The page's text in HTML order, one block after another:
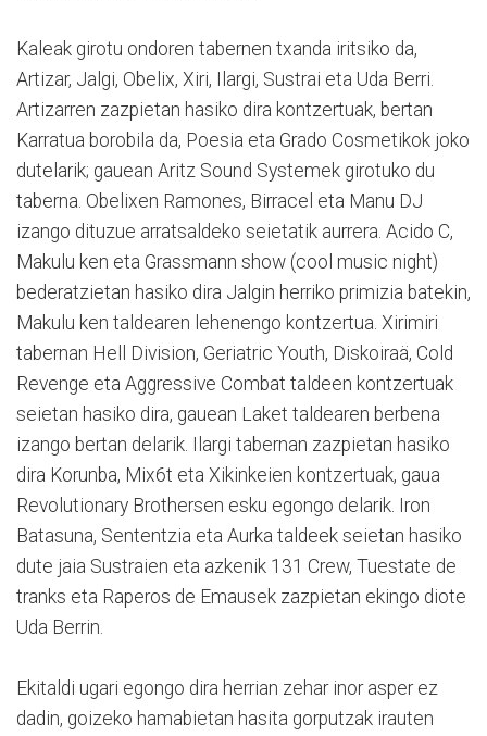
Kaleak girotu ondoren tabernen txanda iritsiko da,
Artizar, Jalgi, Obelix, Xiri, Ilargi, Sustrai eta Uda Berri.
Artizarren zazpietan hasiko dira kontzertuak, bertan
Karratua borobila da, Poesia eta Grado Cosmetikok joko
dutelarik; gauean Aritz Sound Systemek girotuko du
taberna. Obelixen Ramones, Birracel eta Manu DJ
izango dituzue arratsaldeko seietatik aurrera. Acido C,
Makulu ken eta Grassmann show (cool music night)
bederatzietan hasiko dira Jalgin herriko primizia batekin,
Makulu ken taldearen lehenengo kontzertua. Xirimiri
tabernan Hell Division, Geriatric Youth, Diskoiraä, Cold
Revenge eta Aggressive Combat taldeen kontzertuak
seietan hasiko dira, gauean Laket taldearen berbena
izango bertan delarik. Ilargi tabernan zazpietan hasiko
dira Korunba, Mix6t eta Xikinkeien kontzertuak, gaua
Revolutionary Brothersen esku egongo delarik. Iron
Batasuna, Sententzia eta Aurka taldeek seietan hasiko
dute jaia Sustraien eta azkenik 131 Crew, Tuestate de
tranks eta Raperos de Emausek zazpietan ekingo diote
Uda Berrin.
Ekitaldi ugari egongo dira herrian zehar inor asper ez
dadin, goizeko hamabietan hasita gorputzak irauten